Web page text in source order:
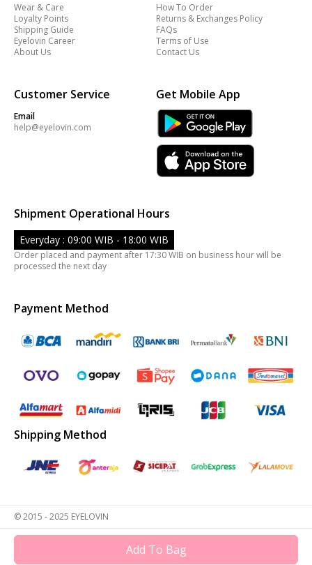
Add To Bag
Wear & Care
Loyalty Points
Shipping Guide
Eyelovin Career
About Us
How To Order
Returns & Exchanges Policy
FAQs
Terms of Use
Contact Us
Customer Service
Email
help@eyelovin.com
Get Mobile App
Shipment Operational Hours
Everyday : 09:00 WIB - 18:00 WIB
Order placed and payment after 17:30 WIB on business hour will be
processed the next day
Payment Method
Shipping Method
© 2015 - 2025 EYELOVIN